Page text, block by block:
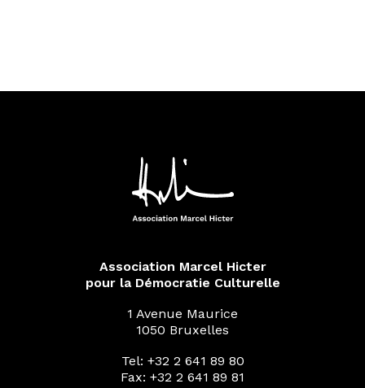
Association Marcel Hicter
pour la Démocratie Culturelle
1 Avenue Maurice
1050 Bruxelles
Tel: +32 2 641 89 80
Fax: +32 2 641 89 81